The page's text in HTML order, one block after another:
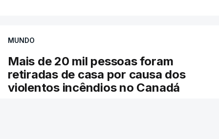
MUNDO
Mais de 20 mil pessoas foram
retiradas de casa por causa dos
violentos incêndios no Canadá